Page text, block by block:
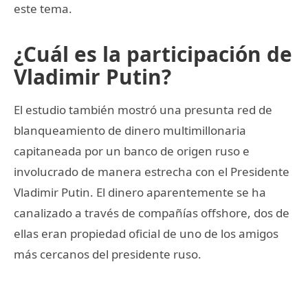
este tema.
¿Cuál es la participación de
Vladimir Putin?
El estudio también mostró una presunta red de
blanqueamiento de dinero multimillonaria
capitaneada por un banco de origen ruso e
involucrado de manera estrecha con el Presidente
Vladimir Putin. El dinero aparentemente se ha
canalizado a través de compañías offshore, dos de
ellas eran propiedad oficial de uno de los amigos
más cercanos del presidente ruso.